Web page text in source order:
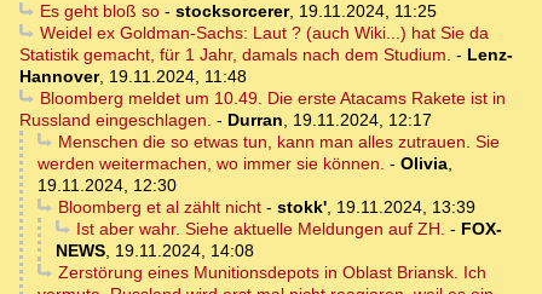
Es geht bloß so- stocksorcerer, 19.11.2024, 11:25
Weidel ex Goldman-Sachs: Laut ? (auch Wiki...) hat Sie da
Statistik gemacht, für 1 Jahr, damals nach dem Studium. - Lenz-
Hannover, 19.11.2024, 11:48
Bloomberg meldet um 10.49. Die erste Atacams Rakete ist in
Russland eingeschlagen. - Durran, 19.11.2024, 12:17
Menschen die so etwas tun, kann man alles zutrauen. Sie
werden weitermachen, wo immer sie können. - Olivia,
19.11.2024, 12:30
Bloomberg et al zählt nicht- stokk', 19.11.2024, 13:39
Ist aber wahr. Siehe aktuelle Meldungen auf ZH. - FOX-
NEWS, 19.11.2024, 14:08
Zerstörung eines Munitionsdepots in Oblast Briansk. Ich